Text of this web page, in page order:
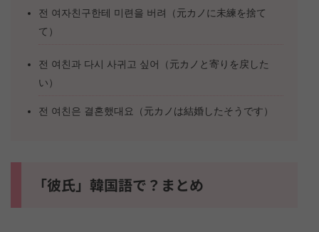
전 여자친구한테 미련을 버려（元カノに未練を捨て
て）
전 여친과 다시 사귀고 싶어（元カノと寄りを戻した
い）
전 여친은 결혼했대요（元カノは結婚したそうです）
「彼氏」韓国語で？まとめ